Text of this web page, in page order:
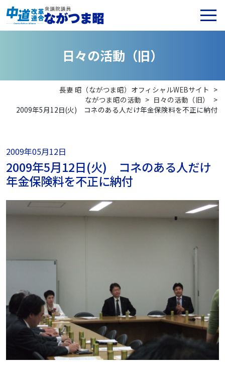
日々の活動 （旧）
長妻 昭（ながつま昭）オフィシャルWEBサイト >
ながつま昭の活動 > 日々の活動（旧）
>
2009年5月12日(火) コネのある人だけ年金保険料を不正に納付
2009年05月12日
2009年5月12日(火) コネのある人だけ
年金保険料を不正に納付